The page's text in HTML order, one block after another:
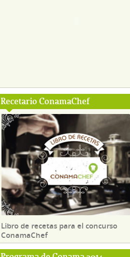
Recetario ConamaChef
Libro de recetas para el concurso
ConamaChef